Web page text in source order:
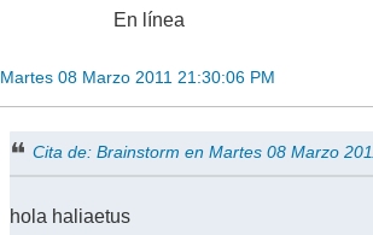
En línea
Martes 08 Marzo 2011 21:30:06 PM
Cita de: Brainstorm en Martes 08 Marzo
hola haliaetus